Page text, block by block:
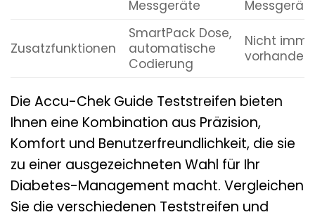
Messgeräte
Zusatzfunktionen
SmartPack Dose,
automatische
Codierung
Nicht
vorhanden
Die Accu-Chek Guide Teststreifen bieten
Ihnen eine Kombination aus Präzision,
Komfort und Benutzerfreundlichkeit, die sie
zu einer ausgezeichneten Wahl für Ihr
Diabetes-Management macht. Vergleichen
Sie die verschiedenen Teststreifen und